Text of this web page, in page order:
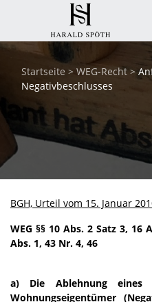
Startseite > WEG-Recht >
Negativbeschlusses
BGH, Urteil vom 15. Januar
WEG §§ 10 Abs. 2 Satz 3, 16
Abs. 1, 43 Nr. 4, 46
a) Die Ablehnung eines
Wohnungseigentümer